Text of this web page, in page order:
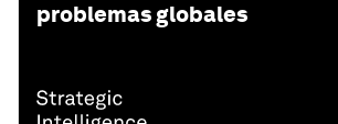
problemas globales